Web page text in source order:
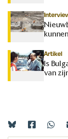
Artikel
Is
van